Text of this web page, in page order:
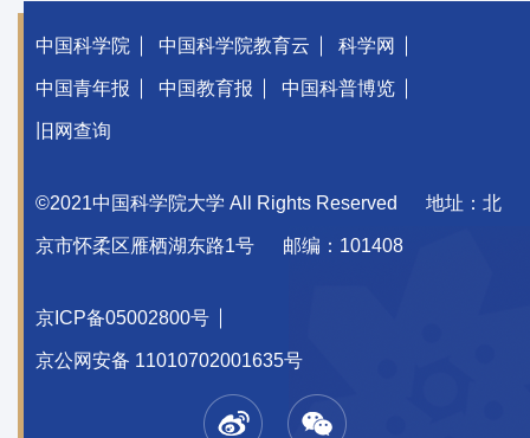
中国科学院 中国科学院教育云 科学网
中国青年报 中国教育报 中国科普博览
旧网查询
©2021中国科学院大学 All Rights Reserved 地址：北
京市怀柔区雁栖湖东路1号 邮编：101408
京ICP备05002800号
京公网安备 11010702001635号